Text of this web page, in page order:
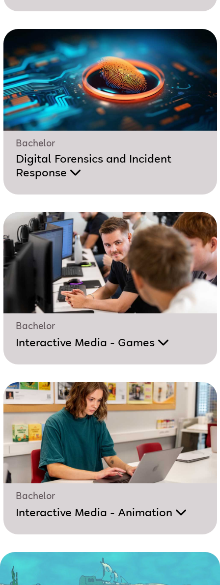
Bachelor
Digital Forensics and Incident
Response
Bachelor
Interactive Media - Games
Bachelor
Interactive Media - Animation